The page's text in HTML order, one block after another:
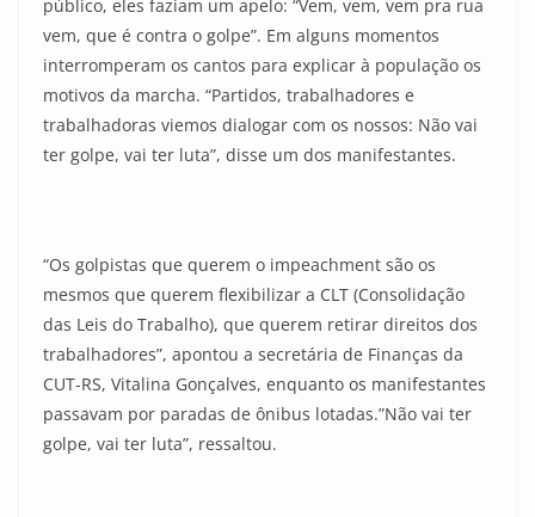
público, eles faziam um apelo: “Vem, vem, vem pra rua
vem, que é contra o golpe”. Em alguns momentos
interromperam os cantos para explicar à população os
motivos da marcha. “Partidos, trabalhadores e
trabalhadoras viemos dialogar com os nossos: Não vai
ter golpe, vai ter luta”, disse um dos manifestantes.
“Os golpistas que querem o impeachment são os
mesmos que querem flexibilizar a CLT (Consolidação
das Leis do Trabalho), que querem retirar direitos dos
trabalhadores”, apontou a secretária de Finanças da
CUT-RS, Vitalina Gonçalves, enquanto os manifestantes
passavam por paradas de ônibus lotadas.”Não vai ter
golpe, vai ter luta”, ressaltou.